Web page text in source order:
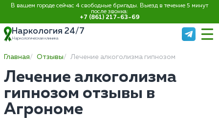
В вашем городе сейчас 4 свободные бригады. Выезд в течение 5 минут
после звонка:
+7 (861) 217-63-69
Наркология 24/7
Наркологическая клиника
Главная Отзывы Лечение алкоголизма гипнозом
Лечение алкоголизма
гипнозом отзывы в
Агрономе